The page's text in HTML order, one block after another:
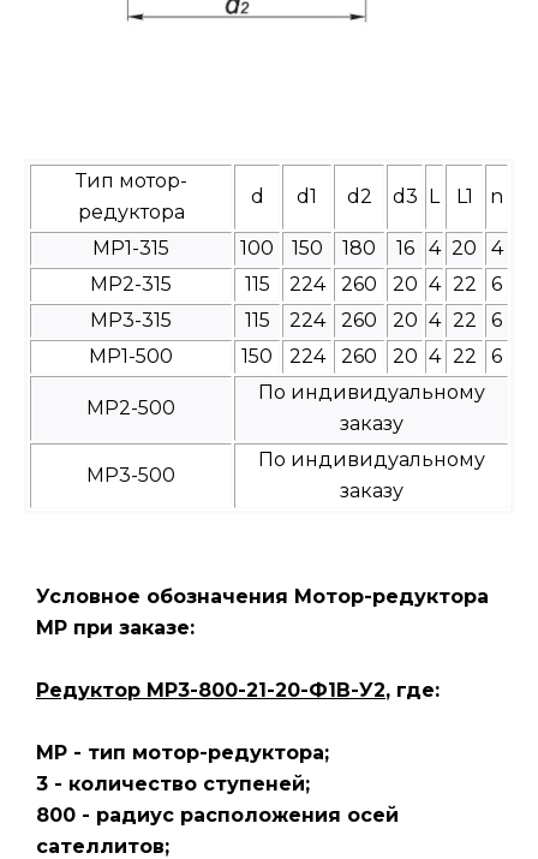
Тип мотор-
редуктора
d d1 d2 d3 L L1 n
МР1-315 100 150 180 16 4 20
4
МР2-315
115 224 260 20 4 22
6
МР3-315
115 224 260 20 4 22
6
МР1-500
150 224 260 20 4 22 6
МР2-500
По индивидуальному
заказу
МР3-500
По индивидуальному
заказу
Условное обозначения Мотор-редуктора
МР при заказе:
Редуктор МР3-800-21-20-Ф1В-У2, где:
МР - тип мотор-редуктора;
3 - количество ступеней;
800 - радиус расположения осей
сателлитов;